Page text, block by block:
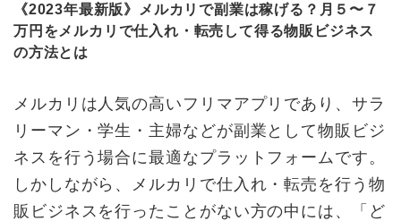
《2023年最新版》メルカリで副業は稼げる？月５〜７
万円をメルカリで仕入れ・転売して得る物販ビジネス
の方法とは
メルカリは人気の高いフリマアプリであり、サラ
リーマン・学生・主婦などが副業として物販ビジ
ネスを行う場合に最適なプラットフォームです。
しかしながら、メルカリで仕入れ・転売を行う物
販ビジネスを行ったことがない方の中には、「ど